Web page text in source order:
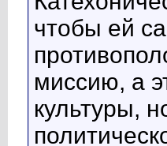
чтобы ей
миссию, а
культуры,